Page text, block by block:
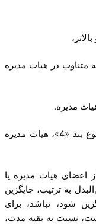
موجه 4 جلسه متوالی یا 8 جلسه متناوب در هیات مدیره
تبصره – مرجع تشخیص غیبت غیرموجه موضوع بند «4»، هیات مدیره
اعضای هیات مدیره یا
به ترتیب، جایگزین
شود، نباشد، برای
نسبت به بقیه مدت،